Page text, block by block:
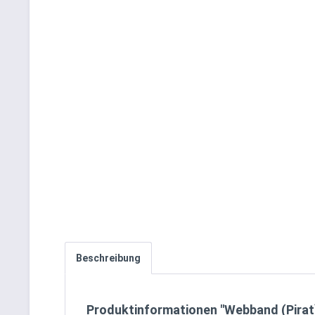
Beschreibung
Produktinformationen "Webband